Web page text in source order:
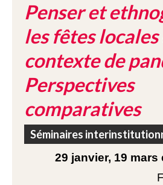
Penser et
les fêtes locales
contexte de
Perspectives
comparatives
Séminaires
29 janvier, 19 mars